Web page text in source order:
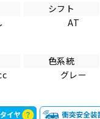
シフト
AT
色系統
グレー